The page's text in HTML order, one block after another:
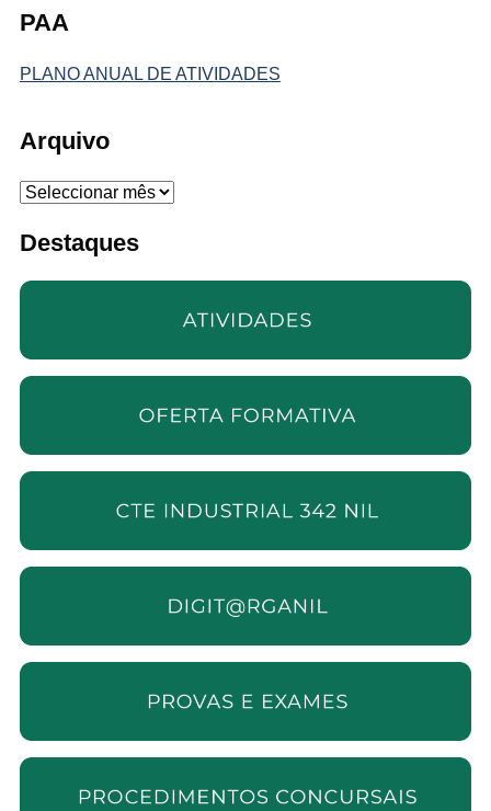
PAA
PLANO ANUAL DE ATIVIDADES
Arquivo
Arquivo
Destaques